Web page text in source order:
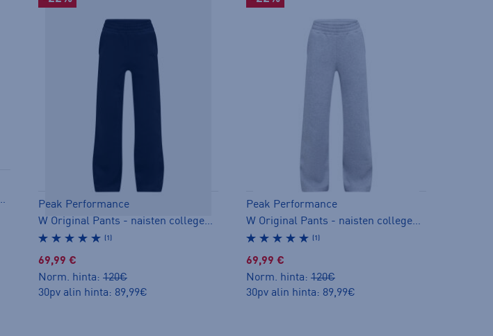
- naisten matalavartiset tennarit
Peak Performance
W Original Pants - naisten collegehousut
(1)
69,99 €
Norm. hinta: 120€
30pv alin hinta: 89,99€
Peak Performance
W Original Pants - naisten collegehousut
(1)
69,99 €
Norm. hinta: 120€
30pv alin hinta: 89,99€